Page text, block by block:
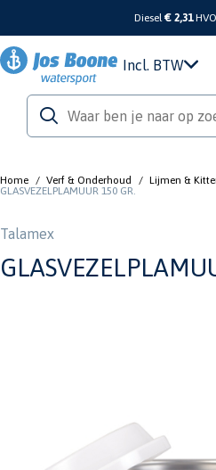
Diesel€ 2,31
Incl. BTW
Home / Verf & Onderhoud / Lijmen &
GLASVEZELPLAMUUR 150 GR.
Talamex